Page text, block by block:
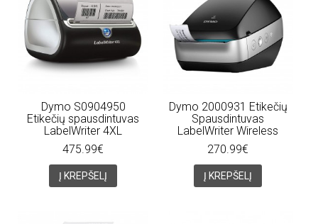
Dymo S0904950
Etikečių spausdintuvas
LabelWriter 4XL
475.99€
Į KREPŠELĮ
Dymo 2000931 Etikečių
Spausdintuvas
LabelWriter Wireless
270.99€
Į KREPŠELĮ